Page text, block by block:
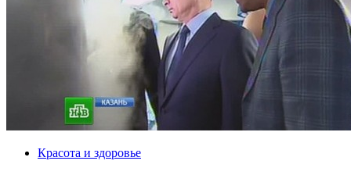
Красота и здоровье